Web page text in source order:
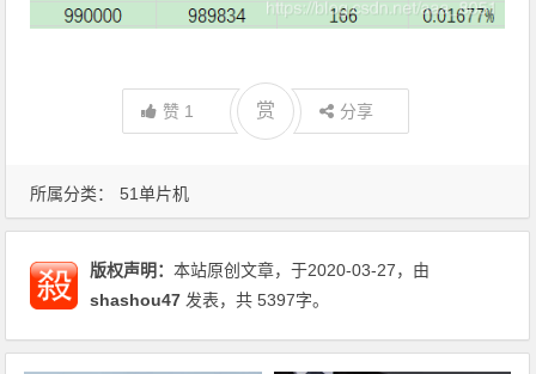
赞 1 赏 分享
所属分类： 51单片机
版权声明：本站原创文章，于2020-03-27，由
shashou47 发表，共 5397字。